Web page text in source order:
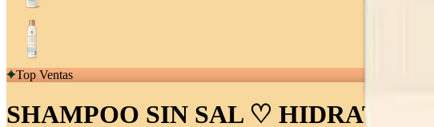
Top Ventas
SHAMPOO SIN SAL ♡ HIDRATANTE